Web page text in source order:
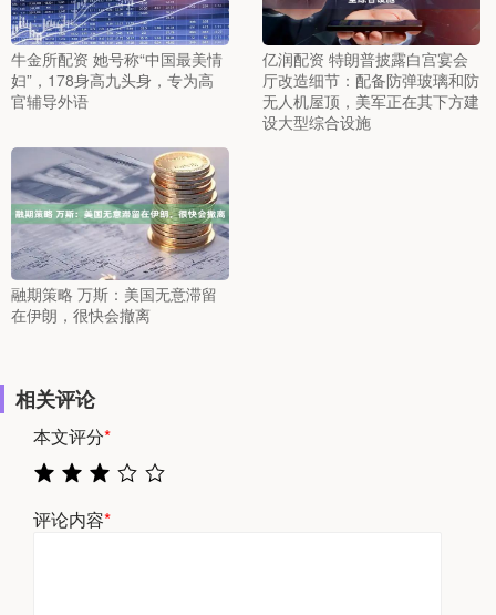
牛金所配资 她号称“中国最美情
妇”，178身高九头身，专为高
官辅导外语
亿润配资 特朗普披露白宫宴会
厅改造细节：配备防弹玻璃和防
无人机屋顶，美军正在其下方建
设大型综合设施
融期策略 万斯：美国无意滞留
在伊朗，很快会撤离
相关评论
本文评分*
评论内容*